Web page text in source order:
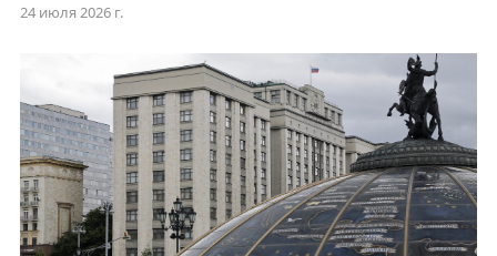
24 июля 2026 г.